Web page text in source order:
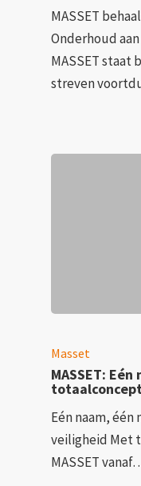
MASSET
Onderhoud
MASSET staat
streven
Masset
MASSET:
Eén naam,
veiligheid Met
MASSET